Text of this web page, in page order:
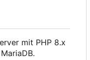
mit PHP 8.x